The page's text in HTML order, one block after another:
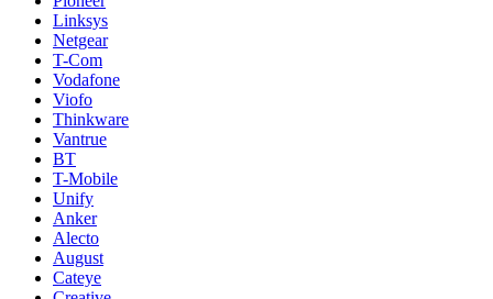
Linksys
Netgear
T-Com
Vodafone
Viofo
Thinkware
Vantrue
BT
T-Mobile
Unify
Anker
Alecto
August
Cateye